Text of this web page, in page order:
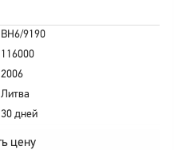
BH6/9190
116000
2006
Литва
30 дней
цену